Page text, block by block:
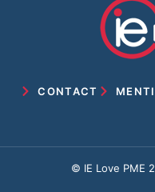
CONTACT
© IE Love PME